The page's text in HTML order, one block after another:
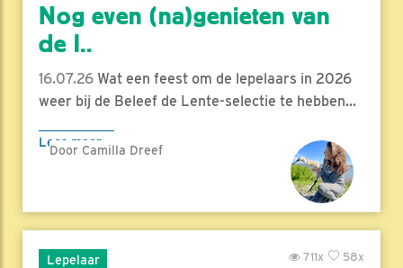
Nog even (na)genieten van
de l..
16.07.26 Wat een feest om de lepelaars in 2026
weer bij de Beleef de Lente-selectie te hebben...
Lees meer
Door Camilla Dreef
Lepelaar 58x
711x